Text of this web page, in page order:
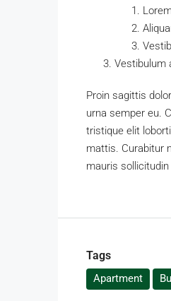
Vestibulum
Proin sagittis
urna semper eu.
tristique elit
mattis. Curabitur
mauris sollicitudin
Tags
Apartment